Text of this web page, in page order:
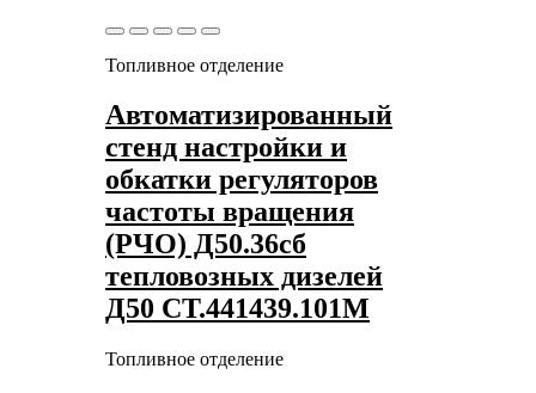
Топливное отделение
Автоматизированный
стенд настройки и
обкатки регуляторов
частоты вращения
(РЧО) Д50.36сб
тепловозных дизелей
Д50 СТ.441439.101М
Топливное отделение